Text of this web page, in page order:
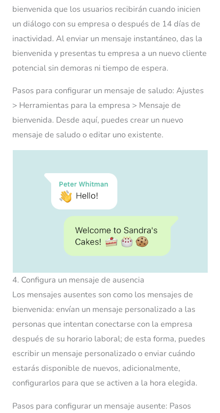
bienvenida que los usuarios recibirán cuando inicien
un diálogo con su empresa o después de 14 días de
inactividad. Al enviar un mensaje instantáneo, das la
bienvenida y presentas tu empresa a un nuevo cliente
potencial sin demoras ni tiempo de espera.
Pasos para configurar un mensaje de saludo: Ajustes
> Herramientas para la empresa > Mensaje de
bienvenida. Desde aquí, puedes crear un nuevo
mensaje de saludo o editar uno existente.
4. Configura un mensaje de ausencia
Los mensajes ausentes son como los mensajes de
bienvenida: envían un mensaje personalizado a las
personas que intentan conectarse con la empresa
después de su horario laboral; de esta forma, puedes
escribir un mensaje personalizado o enviar cuándo
estarás disponible de nuevos, adicionalmente,
configurarlos para que se activen a la hora elegida.
Pasos para configurar un mensaje ausente: Pasos